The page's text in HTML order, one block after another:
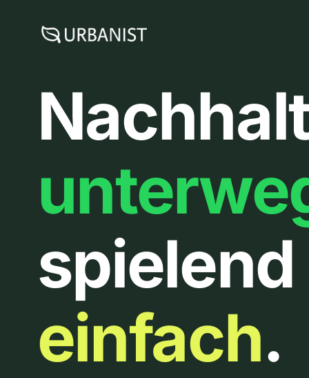
spielend
einfach.